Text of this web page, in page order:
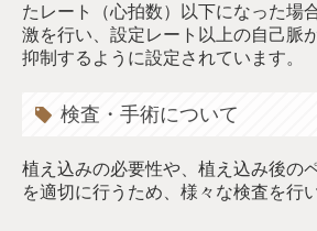
たレート（心拍数）以下になった場
激を行い、設定レート以上の自己脈
抑制するように設定されています。
検査・手術について
植え込みの必要性や、植え込み後の
を適切に行うため、様々な検査を行